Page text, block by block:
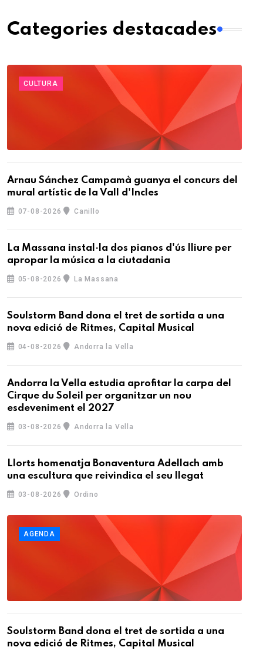
Categories destacades
CULTURA
Arnau Sánchez Campamà guanya el concurs del
mural artístic de la Vall d'Incles
07-08-2026 Canillo
La Massana instal·la dos pianos d'ús lliure per
apropar la música a la ciutadania
05-08-2026 La Massana
Soulstorm Band dona el tret de sortida a una
nova edició de Ritmes, Capital Musical
04-08-2026 Andorra la Vella
Andorra la Vella estudia aprofitar la carpa del
Cirque du Soleil per organitzar un nou
esdeveniment el 2027
03-08-2026 Andorra la Vella
Llorts homenatja Bonaventura Adellach amb
una escultura que reivindica el seu llegat
03-08-2026 Ordino
AGENDA
Soulstorm Band dona el tret de sortida a una
nova edició de Ritmes, Capital Musical